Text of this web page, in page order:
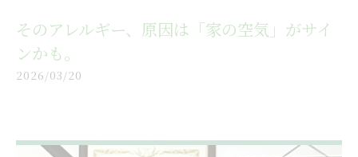
そのアレルギー、原因は「家の空気」がサイ
ンかも。
2026/03/20